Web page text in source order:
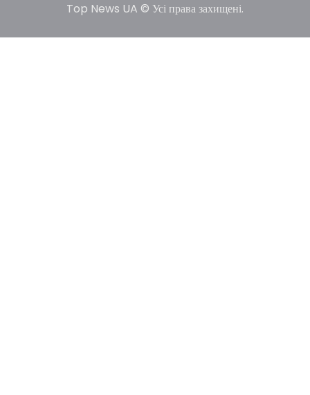
5
У США не виключають застосування сили проти
принесуть бажаних результатів.…
Top News UA © Усі права захищені.